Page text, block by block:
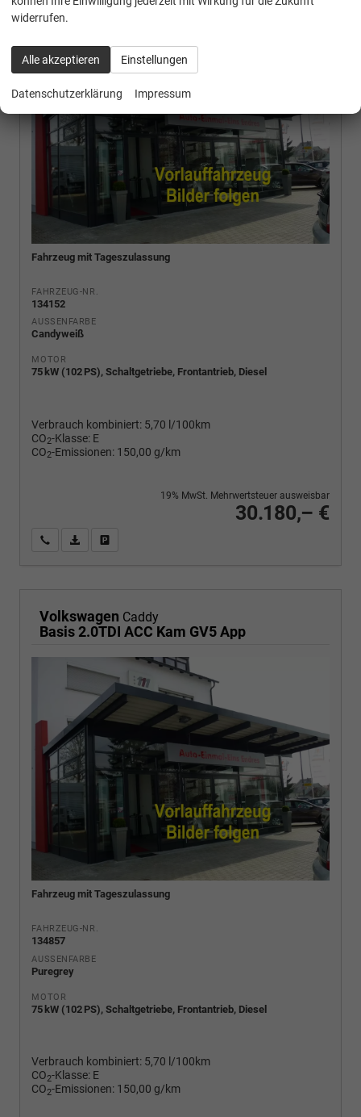
Fahrzeug mit Tageszulassung
FAHRZEUG-NR.
134152
AUSSENFARBE
Candyweiß
MOTOR
75 kW (102 PS), Schaltgetriebe, Frontantrieb, Diesel
Verbrauch kombiniert: 5,70 l/100km
CO2-Klasse: E
CO2-Emissionen: 150,00 g/km
30.180,– €
19% MwSt. Mehrwertsteuer ausweisbar
Wir rufen Sie anPDF-Fahrzeugexposé drucken
Volkswagen Caddy
Basis 2.0TDI ACC Kam GV5 App
Fahrzeug mit Tageszulassung
FAHRZEUG-NR.
134857
AUSSENFARBE
Puregrey
MOTOR
75 kW (102 PS), Schaltgetriebe, Frontantrieb, Diesel
Verbrauch kombiniert: 5,70 l/100km
CO2-Klasse: E
CO2-Emissionen: 150,00 g/km
widerrufen.
Alle akzeptieren Einstellungen
Datenschutzerklärung Impressum